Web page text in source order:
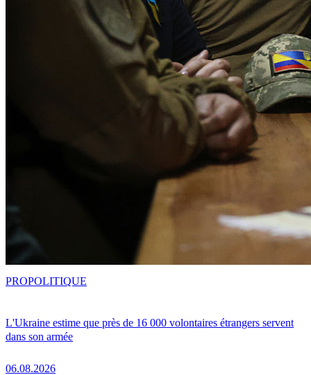
L'Ukraine estime que près de 16 000 volontaires étrangers servent
dans son armée
06.08.2026
PROPOLITIQUE